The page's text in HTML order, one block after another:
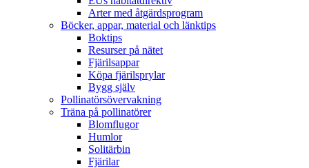
Arter med åtgärdsprogram
Böcker, appar, material och länktips
Boktips
Resurser på nätet
Fjärilsappar
Köpa fjärilsprylar
Bygg själv
Pollinatörsövervakning
Träna på pollinatörer
Blomflugor
Humlor
Solitärbin
Fjärilar